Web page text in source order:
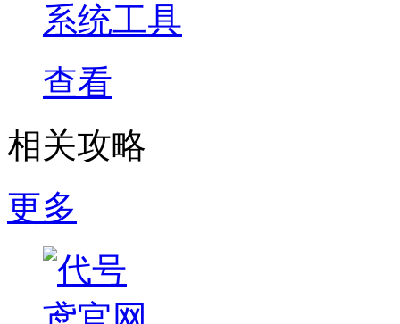
系统工具
查看
相关攻略
更多